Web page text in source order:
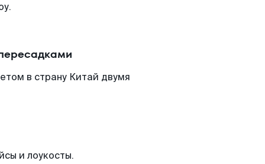
в страну Китай двумя
и лоукосты.